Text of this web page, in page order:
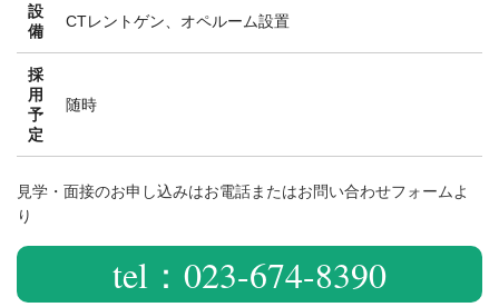
設
備
CTレントゲン、オペルーム設置
採
用
予
定
随時
見学・面接のお申し込みはお電話またはお問い合わせフォームよ
り
tel：023-674-8390